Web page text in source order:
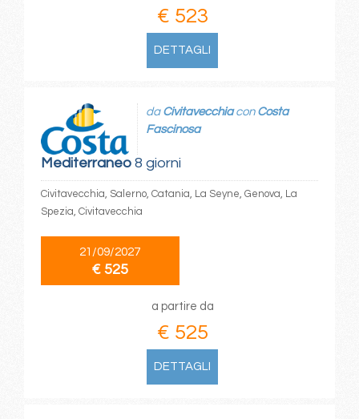
€ 523
DETTAGLI
Mediterraneo8 giorni
da Civitavecchiacon Costa
Fascinosa
Civitavecchia, Salerno, Catania, La Seyne, Genova, La
Spezia, Civitavecchia
21/09/2027
€ 525
a partire da
€ 525
DETTAGLI